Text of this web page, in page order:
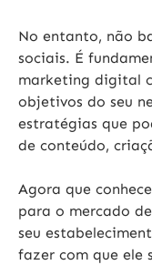
No entanto, não
sociais. É
marketing digital
objetivos do seu
estratégias que
de conteúdo,
Agora que
para o mercado
seu
fazer com que ele